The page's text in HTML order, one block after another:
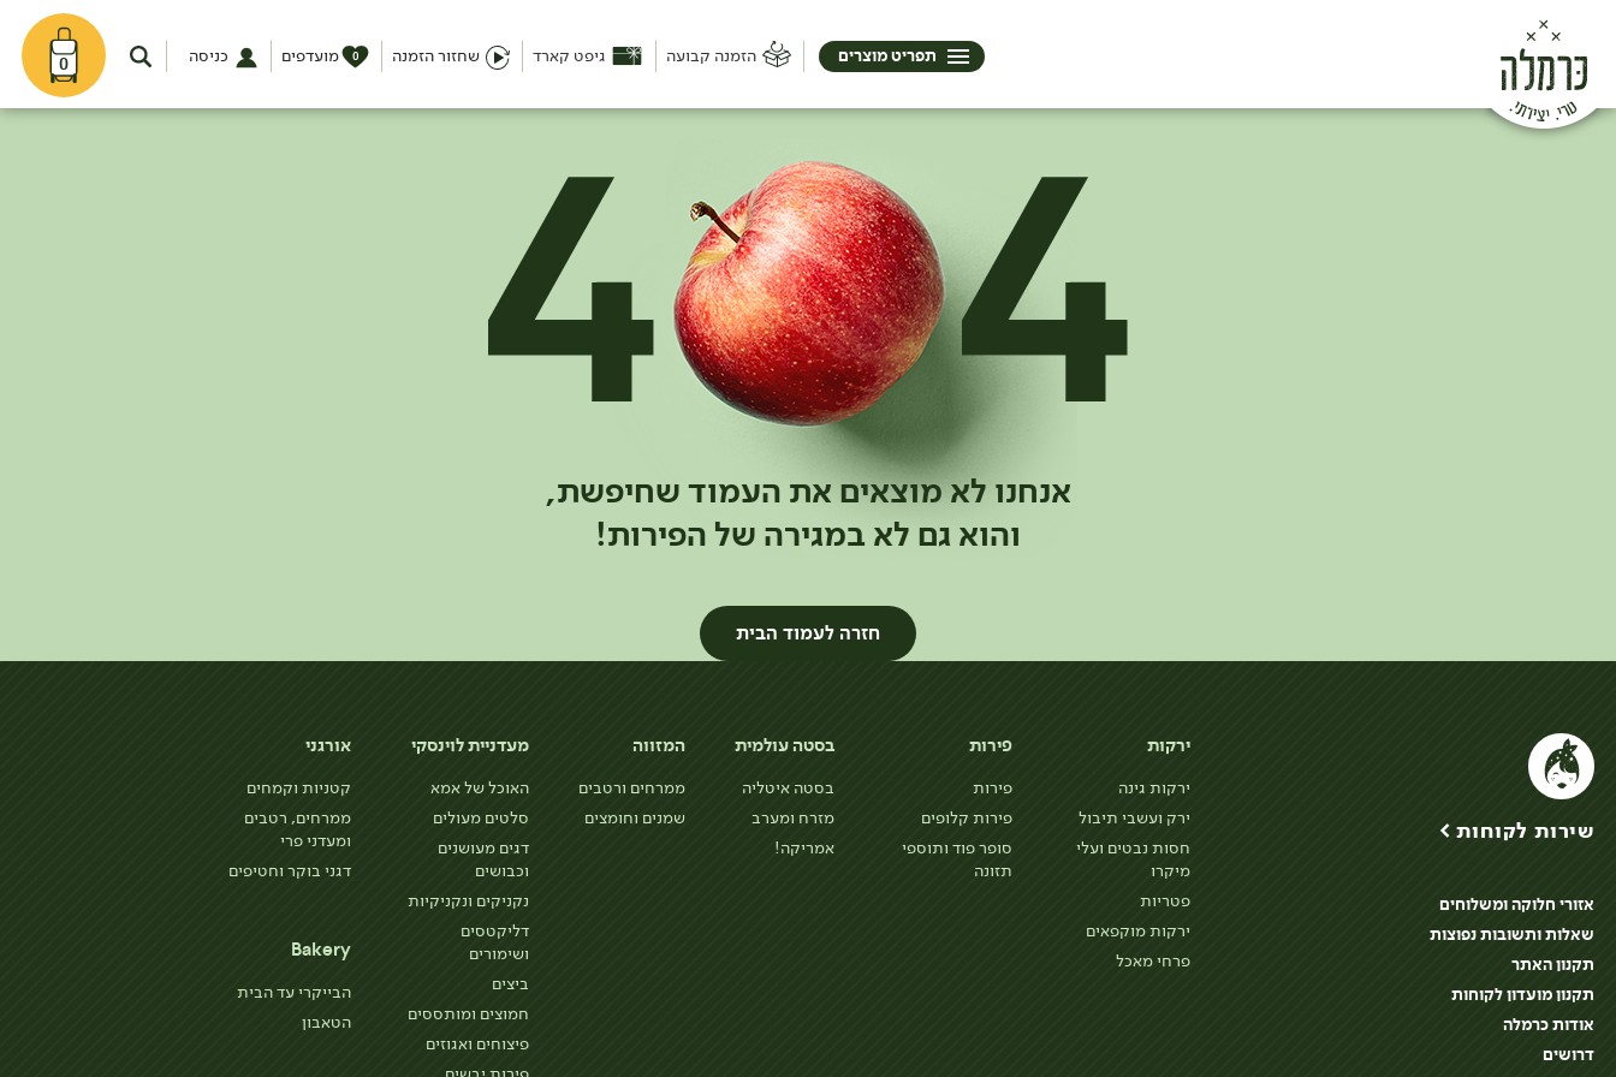
0 הזמנה קבועה גיפט קארד שחזור הזמנה מועדפים 0 כניסה תפריט מוצרים
אנחנו לא מוצאים את העמוד שחיפשת,
והוא גם לא במגירה של הפירות!
חזרה לעמוד הבית
ירקות
ירקות גינה
ירק ועשבי תיבול
חסות נבטים ועלי
מיקרו
פטריות
ירקות מוקפאים
פרחי מאכל
פירות
פירות
פירות קלופים
סופר פוד ותוספי
תזונה
בסטה עולמית
בסטה איטליה
מזרח ומערב
אמריקה!
המזווה
ממרחים ורטבים
שמנים וחומצים
מעדניית לוינסקי
האוכל של אמא
סלטים מעולים
דגים מעושנים
וכבושים
נקניקים ונקניקיות
דליקטסים
ושימורים
ביצים
חמוצים ומותססים
פיצוחים ואגוזים
אורגני
קטניות וקמחים
ממרחים, רטבים
ומעדני פרי
דגני בוקר וחטיפים
Bakery
הבייקרי עד הבית
הטאבון
שירות לקוחות >
אזורי חלוקה ומשלוחים
שאלות ותשובות נפוצות
תקנון האתר
תקנון מועדון לקוחות
אודות כרמלה
דרושים